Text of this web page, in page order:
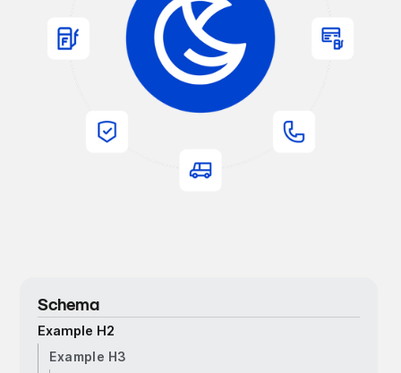
Schema
Example H2
Example H3